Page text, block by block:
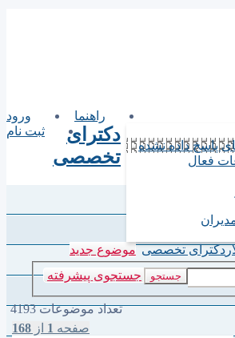
پاسخ داده نشده
فعال
راهنما
ورود
ثبت نام
دکترای تخصصی
دکترای
تخصصی
موضوع جدید
جستجو جستجوی پیشرفته
تعداد موضوعات 4193
صفحه 1 از 168